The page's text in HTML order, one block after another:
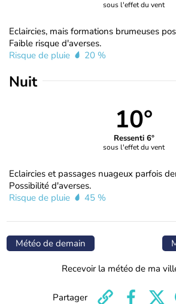
sous l'effet du vent
Eclaircies, mais formations brumeuses
Faible risque d'averses.
Risque de pluie
20 %
Nuit
10°
Ressenti 6°
sous l'effet du vent
Eclaircies et passages nuageux parfois
Possibilité d'averses.
Risque de pluie
45 %
Météo de demain
Recevoir la météo de ma
Partager